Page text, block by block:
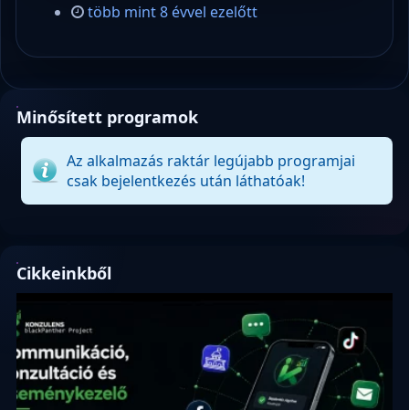
több mint 8 évvel ezelőtt
Minősített programok
Az alkalmazás raktár legújabb programjai
csak bejelentkezés után láthatóak!
Cikkeinkből